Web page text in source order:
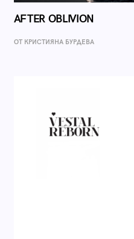
AFTER OBLIVION
ОТ КРИСТИЯНА БУРДЕВА